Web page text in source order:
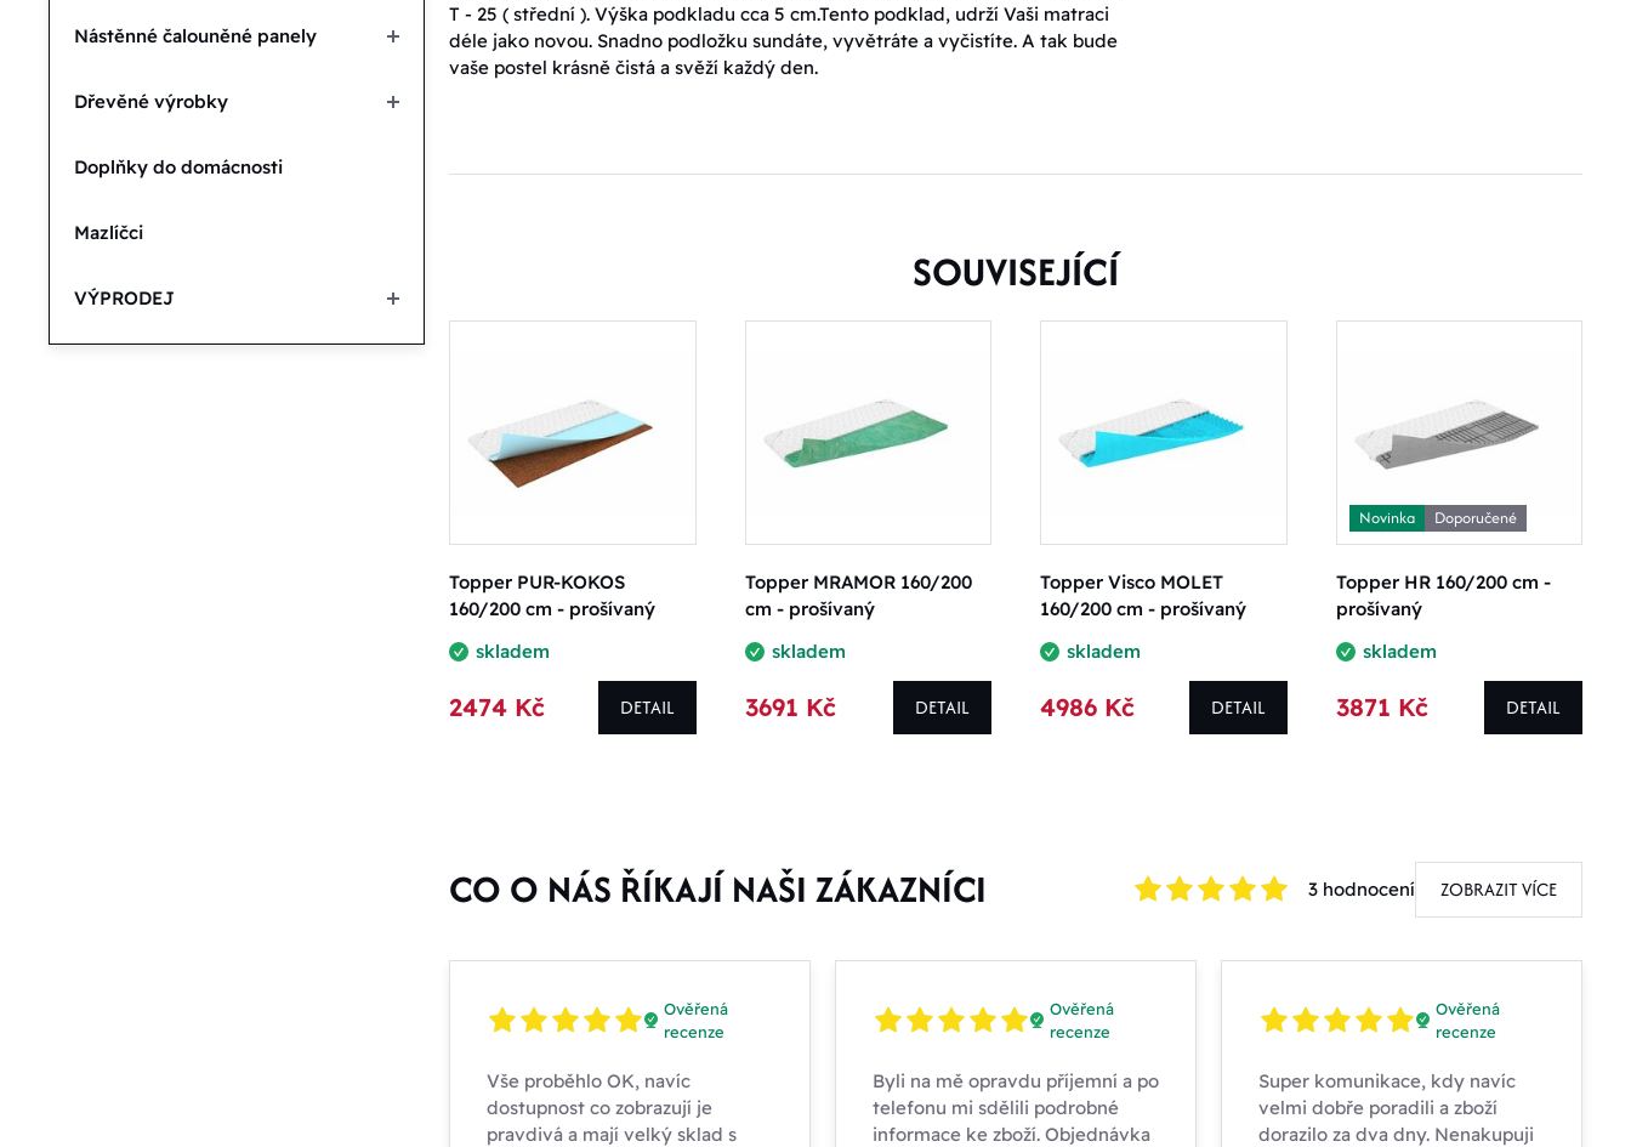
Nástěnné čalouněné panely
Dřevěné výrobky
Doplňky do domácnosti
Mazlíčci
VÝPRODEJ
T - 25 ( střední ). Výška podkladu cca 5 cm.Tento podklad, udrží Vaši matraci
déle jako novou. Snadno podložku sundáte, vyvětráte a vyčistíte. A tak bude
vaše postel krásně čistá a svěží každý den.
SOUVISEJÍCÍ
Topper PUR-KOKOS
160/200 cm - prošívaný
skladem
2474 Kč DETAIL
Topper MRAMOR 160/200
cm - prošívaný
skladem
3691 Kč DETAIL
Topper Visco MOLET
160/200 cm - prošívaný
skladem
4986 Kč DETAIL
Novinka Doporučené
Topper HR 160/200 cm -
prošívaný
skladem
3871 Kč DETAIL
CO O NÁS ŘÍKAJÍ NAŠI ZÁKAZNÍCI 3 hodnocení ZOBRAZIT VÍCE
Ověřená
recenze
Vše proběhlo OK, navíc
dostupnost co zobrazují je
pravdivá a mají velký sklad s
Ověřená
recenze
Byli na mě opravdu příjemní a po
telefonu mi sdělili podrobné
informace ke zboží. Objednávka
Ověřená
recenze
Super komunikace, kdy navíc
velmi dobře poradili a zboží
dorazilo za dva dny. Nenakupuji